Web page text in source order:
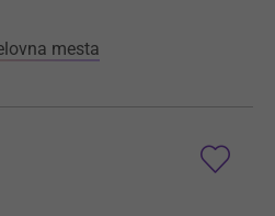
mesta